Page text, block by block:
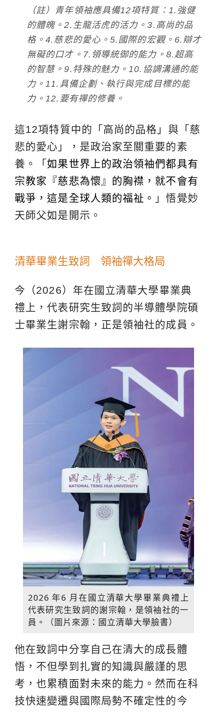
（註）青年領袖應具備12項特質：1.強健
的體魄。2.生龍活虎的活力。3.高尚的品
格。4.慈悲的愛心。5.國際的宏觀。6.辯才
無礙的口才。7.領導統御的能力。8.超高
的智慧。9.特殊的魅力。10.協調溝通的能
力。11.具備企劃、執行與完成目標的能
力。12.要有禪的修養。
這12項特質中的「高尚的品格」與「慈
悲的愛心」，是政治家至關重要的素
養。「如果世界上的政治領袖們都具有
宗教家『慈悲為懷』的胸襟，就不會有
戰爭，這是全球人類的福祉。 」悟覺妙
天師父如是開示。
清華畢業生致詞 領袖禪大格局
今（2026）年在國立清華大學畢業典
禮上，代表研究生致詞的半導體學院碩
士畢業生謝宗翰，正是領袖社的成員。
2026 年6 月在國立清華大學畢業典禮上
代表研究生致詞的謝宗翰，是領袖社的一
員。（圖片來源：國立清華大學臉書）
他在致詞中分享自己在清大的成長體
悟，不但學到扎實的知識與嚴謹的思
考，也累積面對未來的能力。然而在科
技快速變遷與國際局勢不確定性的今